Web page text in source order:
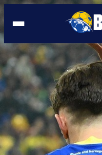
VELIKI DERBI
11:26, 12.11.2023